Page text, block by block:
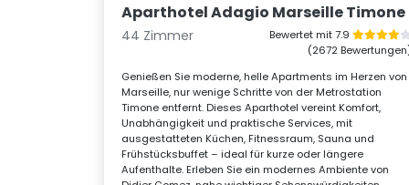
Aparthotel Adagio Marseille Timone
44 Zimmer
Bewertet mit 7.9
(2672
Genießen Sie moderne, helle Apartments im Herzen von
Marseille, nur wenige Schritte von der Metrostation
Timone entfernt. Dieses Aparthotel vereint Komfort,
Unabhängigkeit und praktische Services, mit
ausgestatteten Küchen, Fitnessraum, Sauna und
Frühstücksbuffet – ideal für kurze oder längere
Aufenthalte. Erleben Sie ein modernes Ambiente von